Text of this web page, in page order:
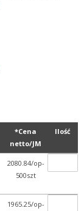
*Cena
netto/JM
Ilość
2080.84/op-
500szt
1965.25/op-